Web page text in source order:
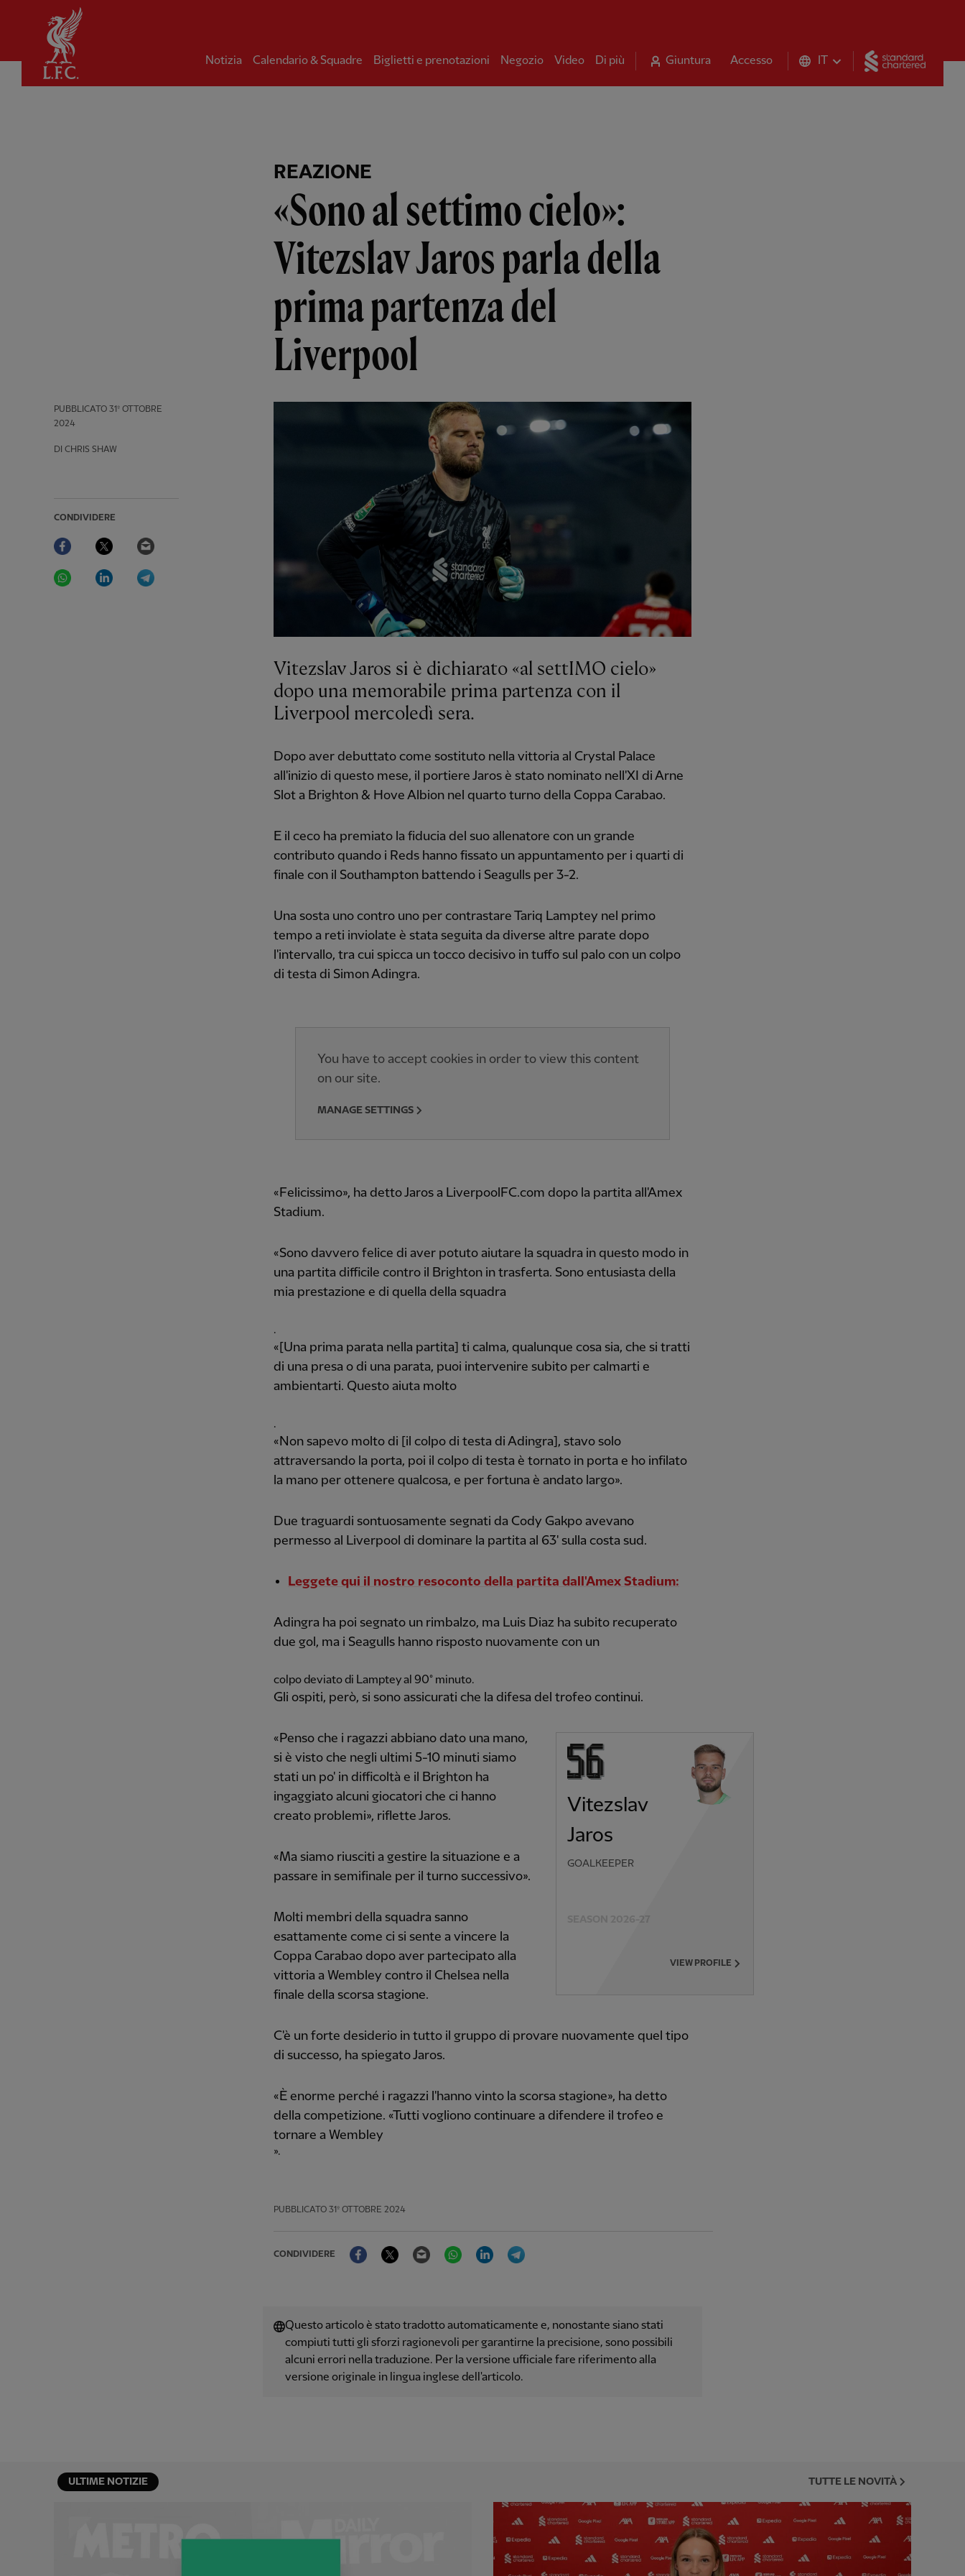
Notizia Calendario & Squadre Biglietti e prenotazioni Negozio Video Di più Giuntura Accesso IT
REAZIONE
«Sono al settimo cielo»:
Vitezslav Jaros parla della
prima partenza del
Liverpool
PUBBLICATO 31º OTTOBRE
2024
DI CHRIS SHAW
CONDIVIDERE
Facebook Twitter
WhatsAppLinkedIn
Vitezslav Jaros si è dichiarato «al settIMO cielo»
dopo una memorabile prima partenza con il
Liverpool mercoledì sera.
Dopo aver debuttato come sostituto nella vittoria al Crystal Palace
all'inizio di questo mese, il portiere Jaros è stato nominato nell'XI di Arne
Slot a Brighton & Hove Albion nel quarto turno della Coppa Carabao.
E il ceco ha premiato la fiducia del suo allenatore con un grande
contributo quando i Reds hanno fissato un appuntamento per i quarti di
finale con il Southampton battendo i Seagulls per 3-2.
Una sosta uno contro uno per contrastare Tariq Lamptey nel primo
tempo a reti inviolate è stata seguita da diverse altre parate dopo
l'intervallo, tra cui spicca un tocco decisivo in tuffo sul palo con un colpo
di testa di Simon Adingra.
You have to accept cookies in order to view this content
on our site.
MANAGE SETTINGS
«Felicissimo», ha detto Jaros a LiverpoolFC.com dopo la partita all'Amex
Stadium.
«Sono davvero felice di aver potuto aiutare la squadra in questo modo in
una partita difficile contro il Brighton in trasferta. Sono entusiasta della
mia prestazione e di quella della squadra
.
«[Una prima parata nella partita] ti calma, qualunque cosa sia, che si tratti
di una presa o di una parata, puoi intervenire subito per calmarti e
ambientarti. Questo aiuta molto
.
«Non sapevo molto di [il colpo di testa di Adingra], stavo solo
attraversando la porta, poi il colpo di testa è tornato in porta e ho infilato
la mano per ottenere qualcosa, e per fortuna è andato largo».
Due traguardi sontuosamente segnati da Cody Gakpo avevano
permesso al Liverpool di dominare la partita al 63' sulla costa sud.
Leggete qui il nostro resoconto della partita dall'Amex Stadium:
Adingra ha poi segnato un rimbalzo, ma Luis Diaz ha subito recuperato
due gol, ma i Seagulls hanno risposto nuovamente con un
colpo deviato di Lamptey al 90° minuto.
Gli ospiti, però, si sono assicurati che la difesa del trofeo continui.
Vitezslav
Jaros
GOALKEEPER
SEASON 2026-27
VIEW PROFILE
«Penso che i ragazzi abbiano dato una mano,
si è visto che negli ultimi 5-10 minuti siamo
stati un po' in difficoltà e il Brighton ha
ingaggiato alcuni giocatori che ci hanno
creato problemi», riflette Jaros.
«Ma siamo riusciti a gestire la situazione e a
passare in semifinale per il turno successivo».
Molti membri della squadra sanno
esattamente come ci si sente a vincere la
Coppa Carabao dopo aver partecipato alla
vittoria a Wembley contro il Chelsea nella
finale della scorsa stagione.
C'è un forte desiderio in tutto il gruppo di provare nuovamente quel tipo
di successo, ha spiegato Jaros.
«È enorme perché i ragazzi l'hanno vinto la scorsa stagione», ha detto
della competizione. «Tutti vogliono continuare a difendere il trofeo e
tornare a Wembley
».
PUBBLICATO 31º OTTOBRE 2024
CONDIVIDERE
FacebookTwitter Email WhatsAppLinkedIn
Questo articolo è stato tradotto automaticamente e, nonostante siano stati
compiuti tutti gli sforzi ragionevoli per garantirne la precisione, sono possibili
alcuni errori nella traduzione. Per la versione ufficiale fare riferimento alla
versione originale in lingua inglese dell'articolo.
ULTIME NOTIZIE TUTTE LE NOVITÀ